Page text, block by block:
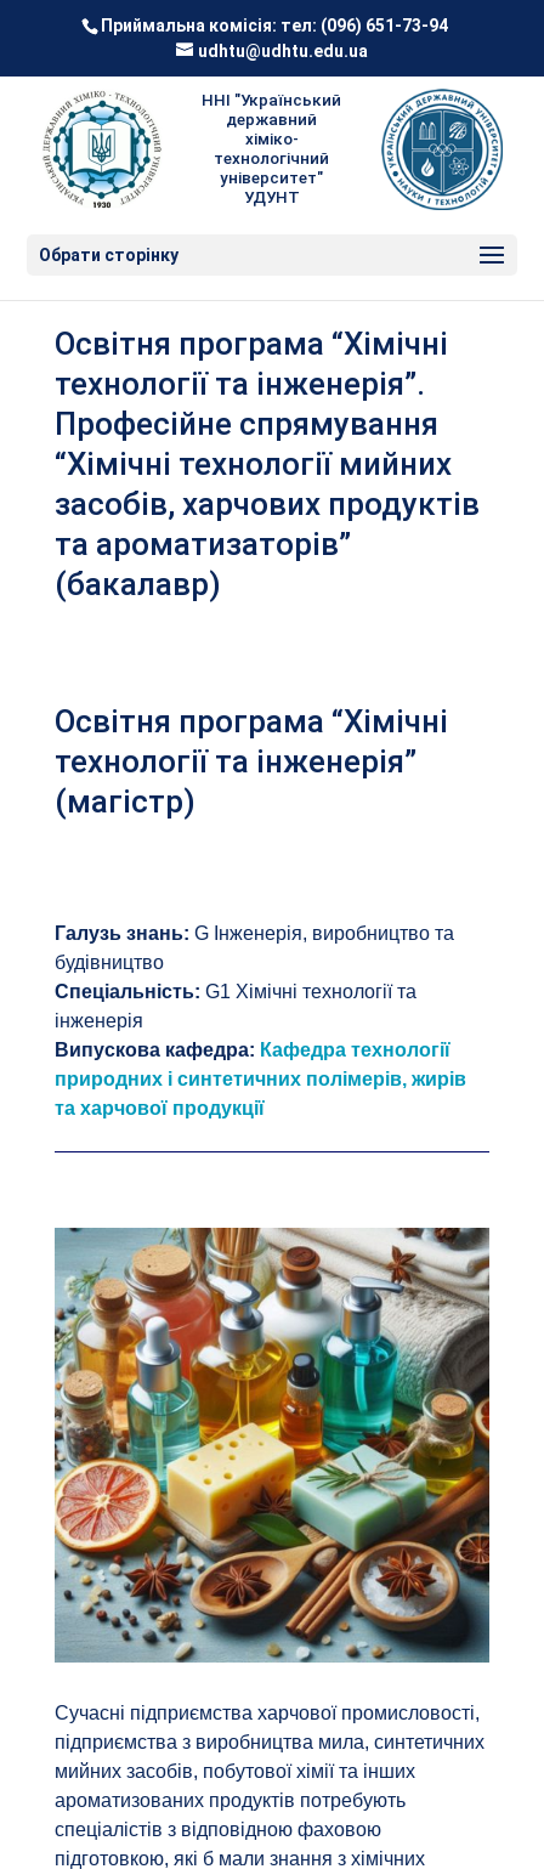
Приймальна комісія: тел: (096) 651-73-94
udhtu@udhtu.edu.ua
ННІ "Український
державний
хіміко-
технологічний
університет"
УДУНТ
Обрати сторінку
Освітня програма “Хімічні
технології та інженерія”.
Професійне спрямування
“Хімічні технології мийних
засобів, харчових продуктів
та ароматизаторів”
(бакалавр)
Освітня програма “Хімічні
технології та інженерія”
(магістр)
Галузь знань: G Інженерія, виробництво та
будівництво
Спеціальність: G1 Хімічні технології та
інженерія
Випускова кафедра: Кафедра технології
природних і синтетичних полімерів, жирів
та харчової продукції
Сучасні підприємства харчової промисловості,
підприємства з виробництва мила, синтетичних
мийних засобів, побутової хімії та інших
ароматизованих продуктів потребують
спеціалістів з відповідною фаховою
підготовкою, які б мали знання з хімічних